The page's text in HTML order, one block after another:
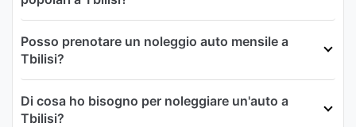
Posso prenotare un noleggio auto mensile a
Tbilisi?
Di cosa ho bisogno per noleggiare un'auto a
Tbilisi?